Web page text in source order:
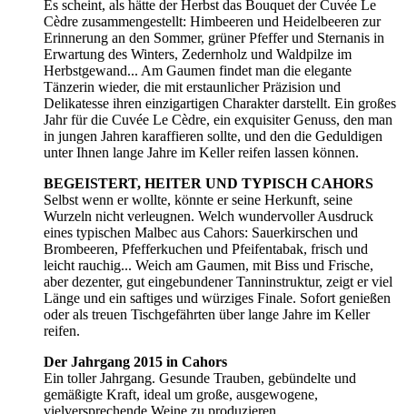
Es scheint, als hätte der Herbst das Bouquet der Cuvée Le
Cèdre zusammengestellt: Himbeeren und Heidelbeeren zur
Erinnerung an den Sommer, grüner Pfeffer und Sternanis in
Erwartung des Winters, Zedernholz und Waldpilze im
Herbstgewand... Am Gaumen findet man die elegante
Tänzerin wieder, die mit erstaunlicher Präzision und
Delikatesse ihren einzigartigen Charakter darstellt. Ein großes
Jahr für die Cuvée Le Cèdre, ein exquisiter Genuss, den man
in jungen Jahren karaffieren sollte, und den die Geduldigen
unter Ihnen lange Jahre im Keller reifen lassen können.
BEGEISTERT, HEITER UND TYPISCH CAHORS
Selbst wenn er wollte, könnte er seine Herkunft, seine
Wurzeln nicht verleugnen. Welch wundervoller Ausdruck
eines typischen Malbec aus Cahors: Sauerkirschen und
Brombeeren, Pfefferkuchen und Pfeifentabak, frisch und
leicht rauchig... Weich am Gaumen, mit Biss und Frische,
aber dezenter, gut eingebundener Tanninstruktur, zeigt er viel
Länge und ein saftiges und würziges Finale. Sofort genießen
oder als treuen Tischgefährten über lange Jahre im Keller
reifen.
Der Jahrgang 2015 in Cahors
Ein toller Jahrgang. Gesunde Trauben, gebündelte und
gemäßigte Kraft, ideal um große, ausgewogene,